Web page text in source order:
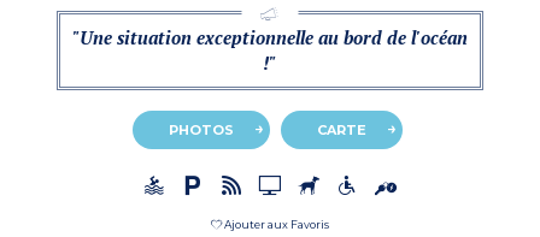
"Une situation exceptionnelle au bord de l'océan
!"
PHOTOS CARTE
Ajouter aux Favoris